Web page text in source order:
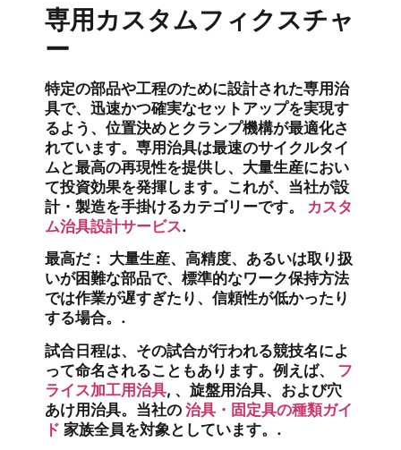
専用カスタムフィクスチャ
ー
特定の部品や工程のために設計された専用治
具で、迅速かつ確実なセットアップを実現す
るよう、位置決めとクランプ機構が最適化さ
れています。専用治具は最速のサイクルタイ
ムと最高の再現性を提供し、大量生産におい
て投資効果を発揮します。これが、当社が設
計・製造を手掛けるカテゴリーです。
カスタ
ム治具設計サービス.
最高だ： 大量生産、高精度、あるいは取り扱
いが困難な部品で、標準的なワーク保持方法
では作業が遅すぎたり、信頼性が低かったり
する場合。.
試合日程は、その試合が行われる競技名によ
って命名されることもあります。例えば、
フ
ライス加工用治具, 、旋盤用治具、および穴
あけ用治具。当社の 治具・固定具の種類ガイ
ド 家族全員を対象としています。.